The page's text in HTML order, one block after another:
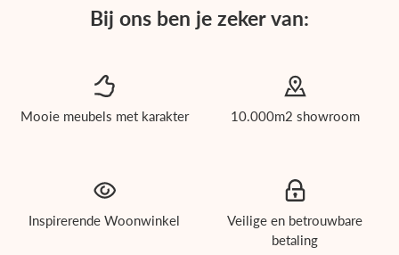
Bij ons ben je zeker van:
Mooie meubels met karakter 10.000m2 showroom
Inspirerende Woonwinkel
Veilige en betrouwbare
betaling